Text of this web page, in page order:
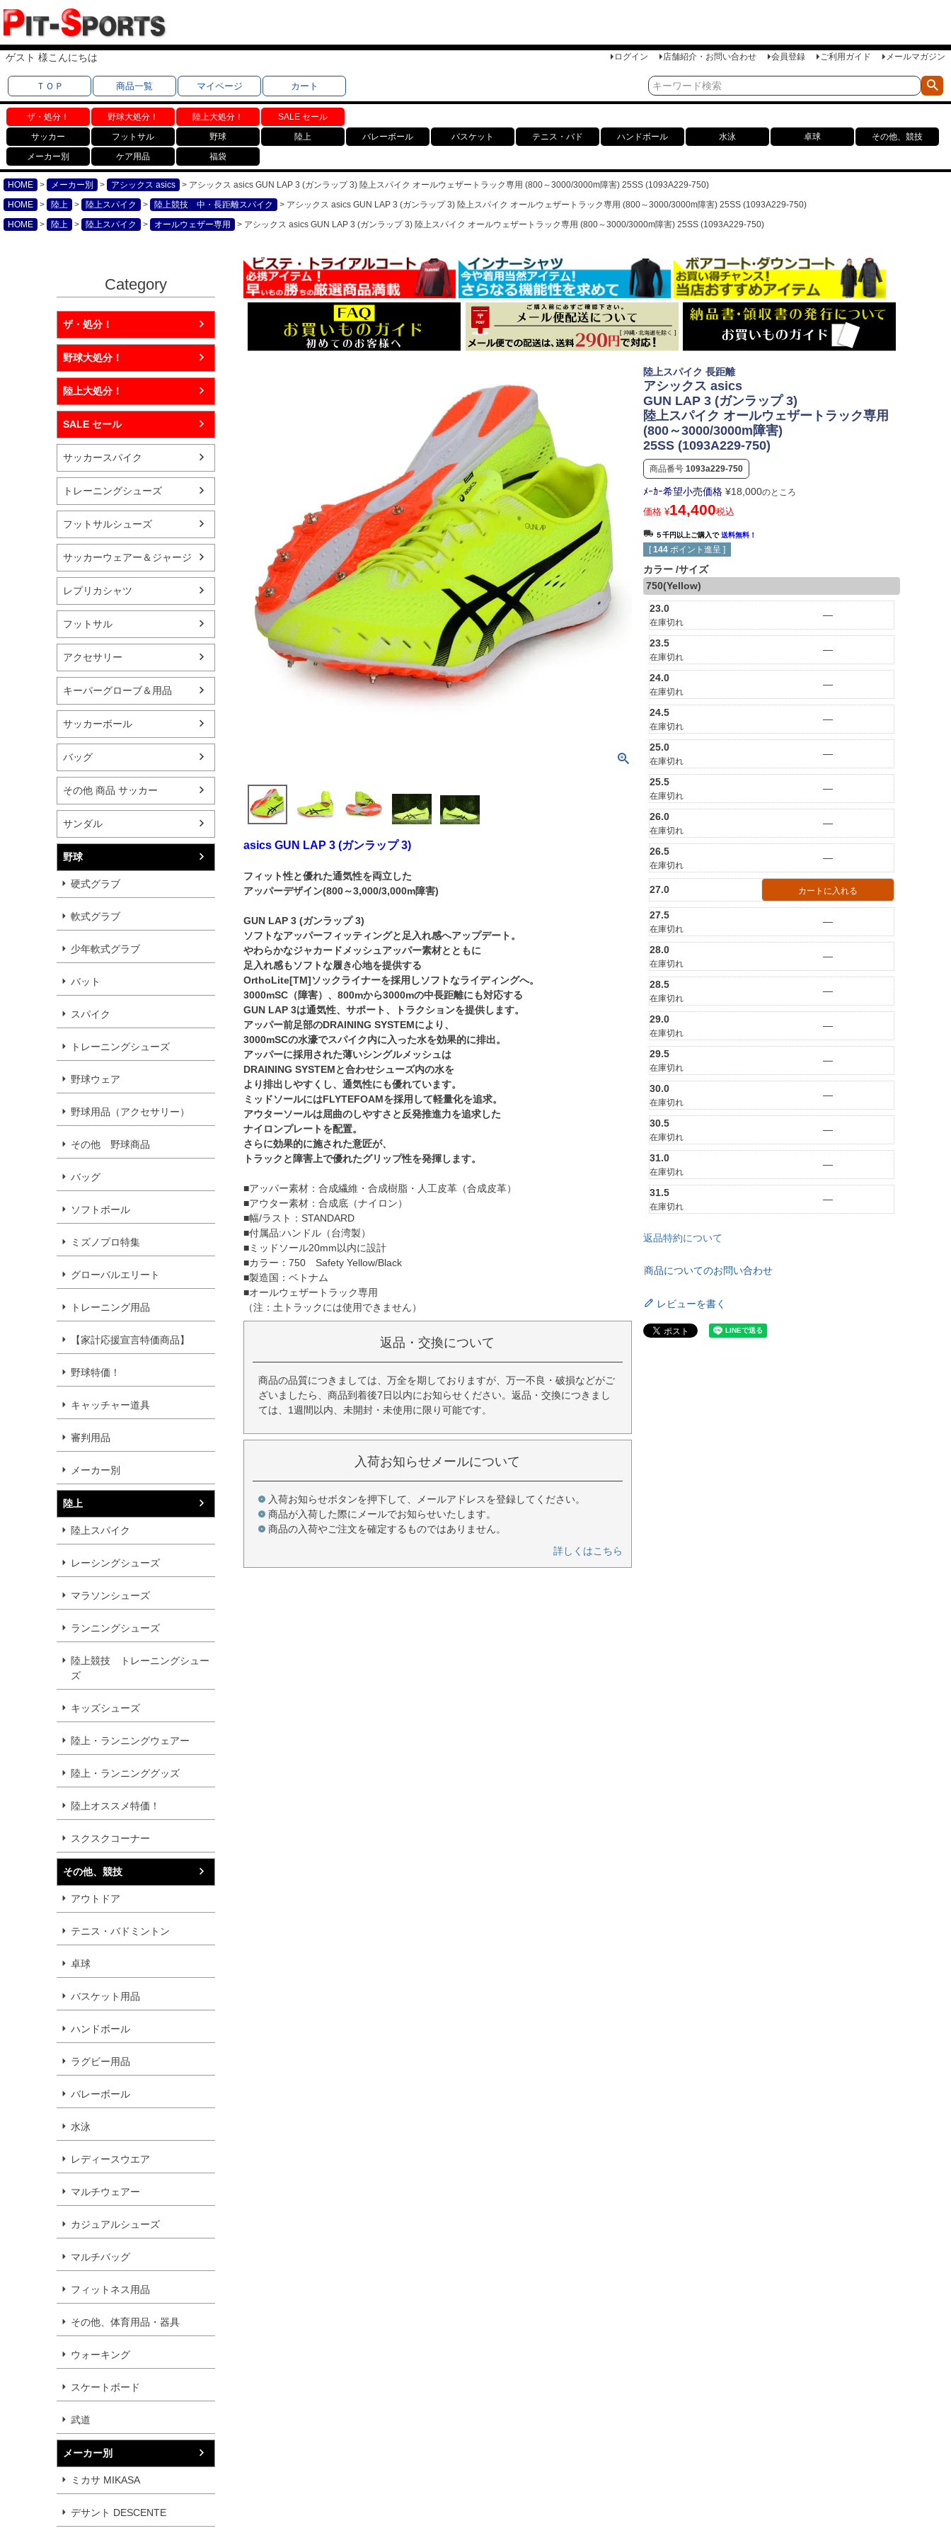
ゲスト 様こんにちは ログイン 店舗紹介・お問い合わせ 会員登録 ご利用ガイド メールマガジン
ＴＯＰ 商品一覧 マイページ カート
ザ・処分！ 野球大処分！ 陸上大処分！
SALE セール
サッカー
フットサル 野球 陸上 バレーボール バスケット テニス・バド ハンドボール 水泳 卓球
その他、競技
メーカー別
ケア用品 福袋
HOME メーカー別 アシックス asics
アシックス asics GUN LAP 3 (ガンラップ 3) 陸上スパイク オールウェザートラック専用 (800～3000/3000m障害) 25SS (1093A229-750)
HOME
陸上 陸上スパイク 陸上競技 中・長距離スパイク
アシックス asics GUN LAP 3 (ガンラップ 3) 陸上スパイク オールウェザートラック専用 (800～3000/3000m障害) 25SS (1093A229-750)
HOME
陸上 陸上スパイク オールウェザー専用 アシックス asics GUN LAP 3 (ガンラップ 3) 陸上スパイク オールウェザートラック専用 (800～3000/3000m障害) 25SS (1093A229-750)
Category
ザ・処分！
野球大処分！
陸上大処分！
SALE セール
サッカースパイク
トレーニングシューズ
フットサルシューズ
サッカーウェアー＆ジャージ
レプリカシャツ
フットサル
アクセサリー
キーパーグローブ＆用品
サッカーボール
バッグ
その他 商品 サッカー
サンダル
野球
硬式グラブ
軟式グラブ
少年軟式グラブ
バット
スパイク
トレーニングシューズ
野球ウェア
野球用品（アクセサリー）
その他 野球商品
バッグ
ソフトボール
ミズノプロ特集
グローバルエリート
トレーニング用品
【家計応援宣言特価商品】
野球特価！
キャッチャー道具
審判用品
メーカー別
陸上
陸上スパイク
レーシングシューズ
マラソンシューズ
ランニングシューズ
陸上競技 トレーニングシュー
ズ
キッズシューズ
陸上・ランニングウェアー
陸上・ランニンググッズ
陸上オススメ特価！
スクスクコーナー
その他、競技
アウトドア
テニス・バドミントン
卓球
バスケット用品
ハンドボール
ラグビー用品
バレーボール
水泳
レディースウエア
マルチウェアー
カジュアルシューズ
マルチバッグ
フィットネス用品
その他、体育用品・器具
ウォーキング
スケートボード
武道
メーカー別
ミカサ MIKASA
デサント DESCENTE
asics GUN LAP 3 (ガンラップ 3)
フィット性と優れた通気性を両立した
アッパーデザイン(800～3,000/3,000m障害)
GUN LAP 3 (ガンラップ 3)
ソフトなアッパーフィッティングと足入れ感へアップデート。
やわらかなジャカードメッシュアッパー素材とともに
足入れ感もソフトな履き心地を提供する
OrthoLite[TM]ソックライナーを採用しソフトなライディングへ。
3000mSC（障害）、800mから3000mの中長距離にも対応する
GUN LAP 3は通気性、サポート、トラクションを提供します。
アッパー前足部のDRAINING SYSTEMにより、
3000mSCの水濠でスパイク内に入った水を効果的に排出。
アッパーに採用された薄いシングルメッシュは
DRAINING SYSTEMと合わせシューズ内の水を
より排出しやすくし、通気性にも優れています。
ミッドソールにはFLYTEFOAMを採用して軽量化を追求。
アウターソールは屈曲のしやすさと反発推進力を追求した
ナイロンプレートを配置。
さらに効果的に施された意匠が、
トラックと障害上で優れたグリップ性を発揮します。
■アッパー素材：合成繊維・合成樹脂・人工皮革（合成皮革）
■アウター素材：合成底（ナイロン）
■幅/ラスト：STANDARD
■付属品:ハンドル（台湾製）
■ミッドソール20mm以内に設計
■カラー：750 Safety Yellow/Black
■製造国：ベトナム
■オールウェザートラック専用
（注：土トラックには使用できません）
返品・交換について
商品の品質につきましては、万全を期しておりますが、万一不良・破損などがご
ざいましたら、商品到着後7日以内にお知らせください。返品・交換につきまし
ては、1週間以内、未開封・未使用に限り可能です。
入荷お知らせメールについて
入荷お知らせボタンを押下して、メールアドレスを登録してください。
商品が入荷した際にメールでお知らせいたします。
商品の入荷やご注文を確定するものではありません。
詳しくはこちら
陸上スパイク 長距離
アシックス asics
GUN LAP 3 (ガンラップ 3)
陸上スパイク オールウェザートラック専用
(800～3000/3000m障害)
25SS (1093A229-750)
商品番号 1093a229-750
ﾒｰｶｰ希望小売価格 ¥18,000のところ
価格 ¥14,400税込
５千円以上ご購入で送料無料！
[ 144 ポイント進呈 ]
カラー サイズ
750(Yellow)
23.0
在庫切れ
—
23.5
在庫切れ
—
24.0
在庫切れ
—
24.5
在庫切れ
—
25.0
在庫切れ
—
25.5
在庫切れ
—
26.0
在庫切れ
—
26.5
在庫切れ
—
27.0 カートに入れる
27.5
在庫切れ
—
28.0
在庫切れ
—
28.5
在庫切れ
—
29.0
在庫切れ
—
29.5
在庫切れ
—
30.0
在庫切れ
—
30.5
在庫切れ
—
31.0
在庫切れ
—
31.5
在庫切れ
—
返品特約について
商品についてのお問い合わせ
レビューを書く